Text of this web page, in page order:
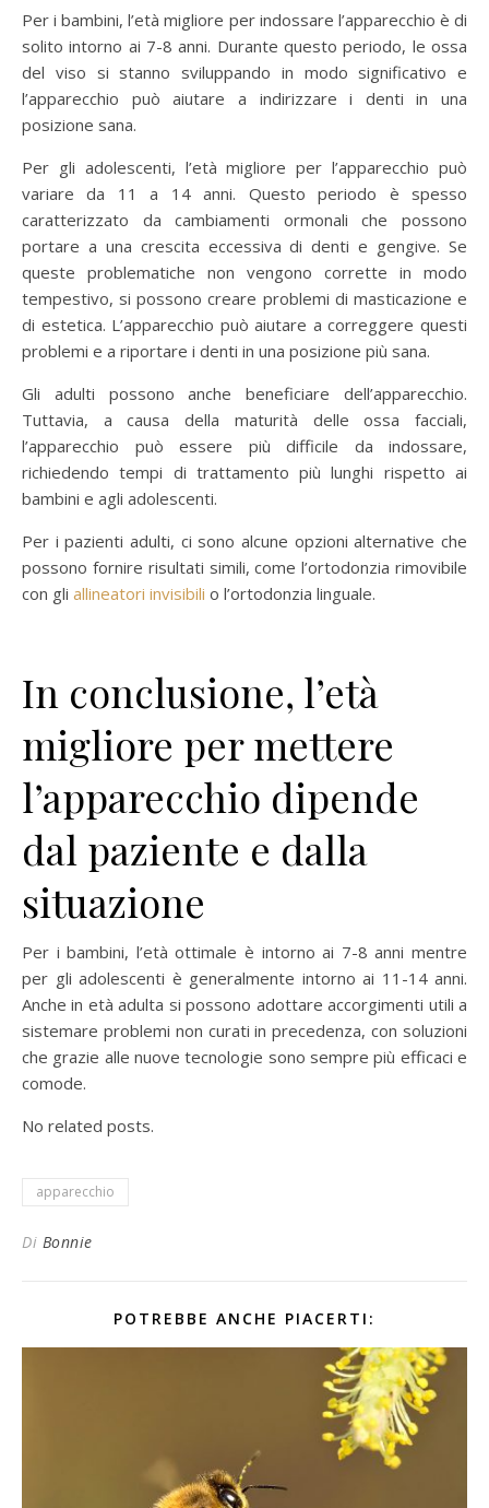
Per i bambini, l’età migliore per indossare l’apparecchio è di
solito intorno ai 7-8 anni. Durante questo periodo, le ossa
del viso si stanno sviluppando in modo significativo e
l’apparecchio può aiutare a indirizzare i denti in una
posizione sana.
Per gli adolescenti, l’età migliore per l’apparecchio può
variare da 11 a 14 anni. Questo periodo è spesso
caratterizzato da cambiamenti ormonali che possono
portare a una crescita eccessiva di denti e gengive. Se
queste problematiche non vengono corrette in modo
tempestivo, si possono creare problemi di masticazione e
di estetica. L’apparecchio può aiutare a correggere questi
problemi e a riportare i denti in una posizione più sana.
Gli adulti possono anche beneficiare dell’apparecchio.
Tuttavia, a causa della maturità delle ossa facciali,
l’apparecchio può essere più difficile da indossare,
richiedendo tempi di trattamento più lunghi rispetto ai
bambini e agli adolescenti.
Per i pazienti adulti, ci sono alcune opzioni alternative che
possono fornire risultati simili, come l’ortodonzia rimovibile
con gli allineatori invisibili o l’ortodonzia linguale.
In conclusione, l’età
migliore per mettere
l’apparecchio dipende
dal paziente e dalla
situazione
Per i bambini, l’età ottimale è intorno ai 7-8 anni mentre
per gli adolescenti è generalmente intorno ai 11-14 anni.
Anche in età adulta si possono adottare accorgimenti utili a
sistemare problemi non curati in precedenza, con soluzioni
che grazie alle nuove tecnologie sono sempre più efficaci e
comode.
No related posts.
apparecchio
Di Bonnie
POTREBBE ANCHE PIACERTI: